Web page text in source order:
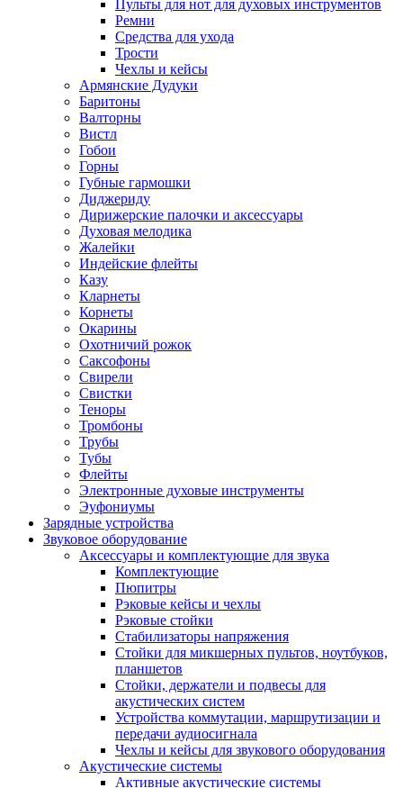
Пульты для нот для духовых инструментов
Ремни
Средства для ухода
Трости
Чехлы и кейсы
Армянские Дудуки
Баритоны
Валторны
Вистл
Гобои
Горны
Губные гармошки
Диджериду
Дирижерские палочки и аксессуары
Духовая мелодика
Жалейки
Индейские флейты
Казу
Кларнеты
Корнеты
Окарины
Охотничий рожок
Саксофоны
Свирели
Свистки
Теноры
Тромбоны
Трубы
Тубы
Флейты
Электронные духовые инструменты
Эуфониумы
Зарядные устройства
Звуковое оборудование
Аксессуары и комплектующие для звука
Комплектующие
Пюпитры
Рэковые кейсы и чехлы
Рэковые стойки
Стабилизаторы напряжения
Стойки для микшерных пультов, ноутбуков,
планшетов
Стойки, держатели и подвесы для
акустических систем
Устройства коммутации, маршрутизации и
передачи аудиосигнала
Чехлы и кейсы для звукового оборудования
Акустические системы
Активные акустические системы